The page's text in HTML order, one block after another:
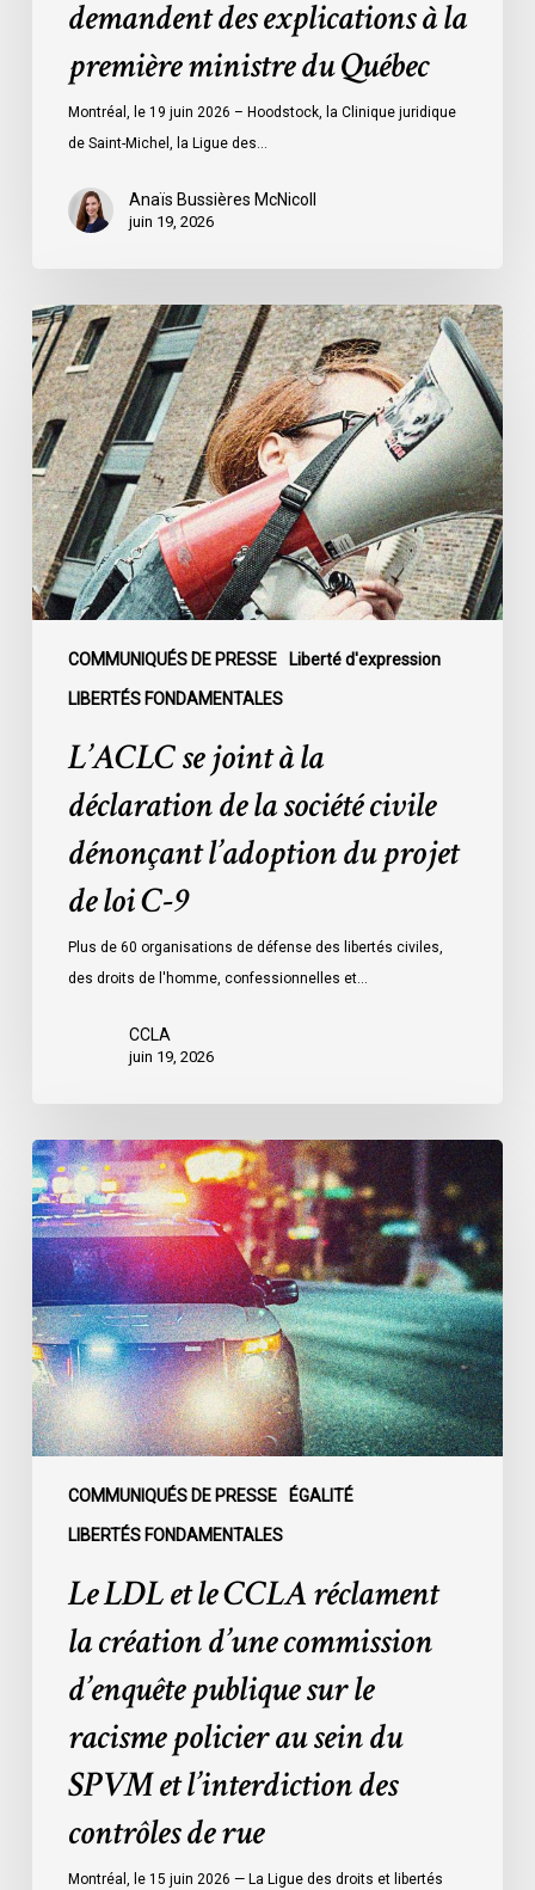
explications
ministre
Québec
demandent des explications à la
première ministre du Québec
Montréal, le 19 juin 2026 – Hoodstock, la Clinique juridique
de Saint-Michel, la Ligue des…
Anaïs Bussières McNicoll
juin 19, 2026
COMMUNIQUÉS DE PRESSE Liberté d'expression
LIBERTÉS FONDAMENTALES
L’ACLC
se
joint
à
la
déclaration
de
la
société
civile
l’adoption
L’ACLC se joint à la
déclaration de la société civile
dénonçant l’adoption du projet
de loi C-9
Plus de 60 organisations de défense des libertés civiles,
des droits de l'homme, confessionnelles et…
CCLA
juin 19, 2026
COMMUNIQUÉS DE PRESSE ÉGALITÉ
LIBERTÉS FONDAMENTALES
Le
LDL
et
le
CCLA
réclament
la
création
d’une
commission
publique
racisme
SPVM
contrôles
Le LDL et le CCLA réclament
la création d’une commission
d’enquête publique sur le
racisme policier au sein du
SPVM et l’interdiction des
contrôles de rue
Montréal, le 15 juin 2026 — La Ligue des droits et libertés